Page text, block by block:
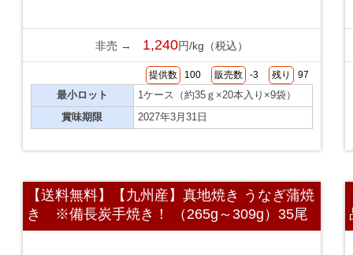
非売 → 1,240円/kg（税込）
提供数 100 販売数 -3 残り 97
最小ロット
1ケース（約35ｇ×20本入り×9袋）
賞味期限
2027年3月31日
【送料無料】【九州産】真地焼き うなぎ蒲焼
き ※備長炭手焼き！ （265g～309g）35尾